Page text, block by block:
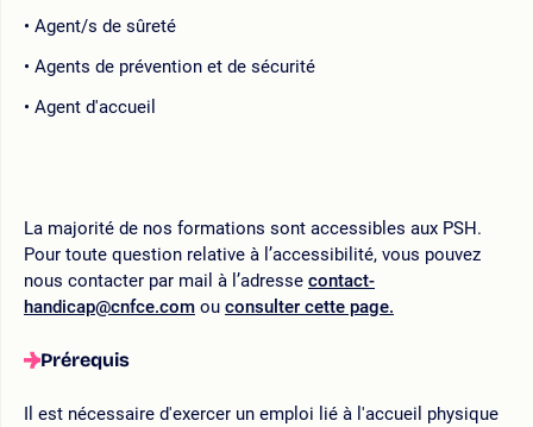
Agent/s de sûreté
Agents de prévention et de sécurité
Agent d'accueil
La majorité de nos formations sont accessibles aux PSH.
Pour toute question relative à l’accessibilité, vous pouvez
nous contacter par mail à l’adresse contact-
handicap@cnfce.com ou consulter cette page.
Prérequis
Il est nécessaire d'exercer un emploi lié à l'accueil physique